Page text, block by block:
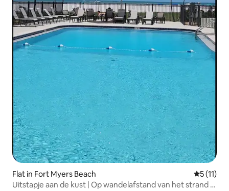
Flat in Fort Myers Beach
5 (11)
Uitstapje aan de kust | Op wandelafstand van het strand |